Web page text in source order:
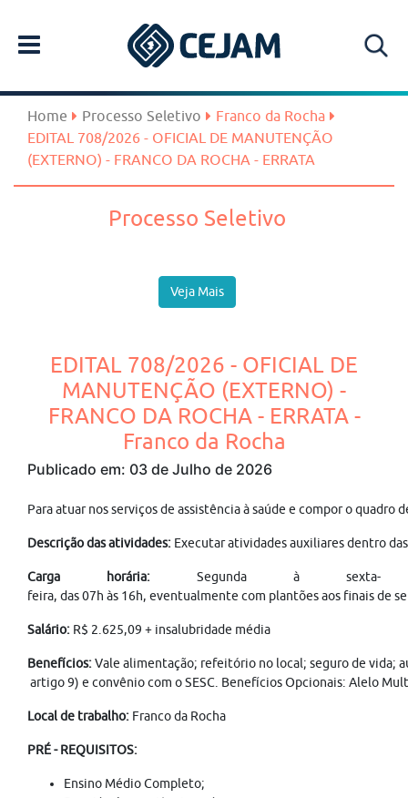
Home Processo Seletivo
Franco da Rocha
EDITAL 708/2026 - OFICIAL DE MANUTENÇÃO
(EXTERNO) - FRANCO DA ROCHA - ERRATA
Processo Seletivo
Veja Mais
EDITAL 708/2026 - OFICIAL DE
MANUTENÇÃO (EXTERNO) -
FRANCO DA ROCHA - ERRATA -
Franco da Rocha
Publicado em: 03 de Julho de 2026
Para atuar nos serviços de assistência à saúde e compor o quadro
Descrição das atividades: Executar atividades auxiliares dentro
Carga horária: Segunda à sexta-
feira, das 07h às 16h, eventualmente com plantões aos finais de
Salário: R$ 2.625,09 + insalubridade média
Benefícios:Vale alimentação; refeitório no local; seguro de vida;
artigo 9) e convênio com o SESC. Benefícios Opcionais: Alelo
Local de trabalho: Franco da Rocha
PRÉ - REQUISITOS:
Ensino Médio Completo;